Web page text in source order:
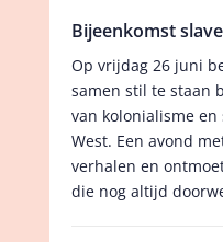
Bijeenkomst
Op vrijdag 26 juni
samen stil te staan
van kolonialisme
West. Een avond
verhalen en
die nog altijd